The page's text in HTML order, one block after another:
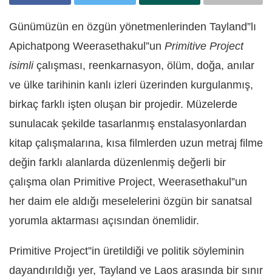
Günümüzün en özgün yönetmenlerinden Tayland”lı
Apichatpong Weerasethakul”un Primitive Project
isimliçalışması, reenkarnasyon, ölüm, doğa, anılar
ve ülke tarihinin kanlı izleri üzerinden kurgulanmış,
birkaç farklı işten oluşan bir projedir. Müzelerde
sunulacak şekilde tasarlanmış enstalasyonlardan
kitap çalışmalarına, kısa filmlerden uzun metraj filme
değin farklı alanlarda düzenlenmiş değerli bir
çalışma olan Primitive Project, Weerasethakul”un
her daim ele aldığı meselelerini özgün bir sanatsal
yorumla aktarması açısından önemlidir.
Primitive Project”in üretildiği ve politik söyleminin
dayandırıldığı yer, Tayland ve Laos arasında bir sınır